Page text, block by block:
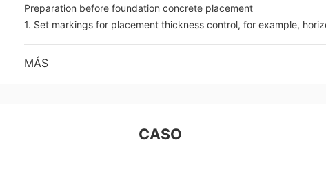
Preparation before foundation concrete placement
1. Set markings for placement thickness control, for example,
MÁS
CASO